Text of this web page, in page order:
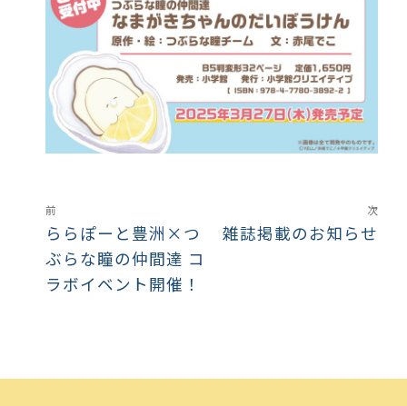
前
ららぽーと豊洲×つ
ぶらな瞳の仲間達 コ
ラボイベント開催！
次
雑誌掲載のお知らせ